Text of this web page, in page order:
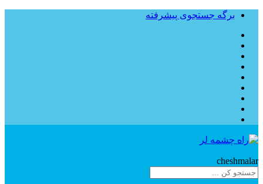
برگه جستجوی پیشرفته
cheshmalar